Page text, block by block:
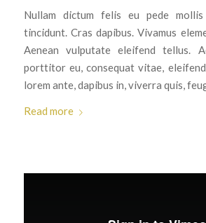
Nullam dictum felis eu pede
tincidunt. Cras dapibus. Vivamus
Aenean vulputate eleifend tellus.
porttitor eu, consequat vitae, eleifend
lorem ante, dapibus in, viverra quis,
Read more